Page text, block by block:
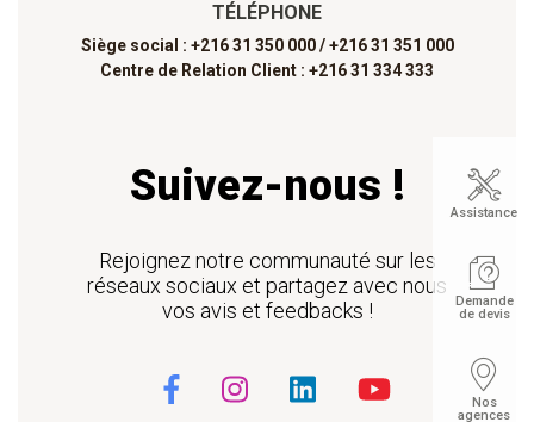
TÉLÉPHONE
Siège social : +216 31 350 000 / +216 31 351 000
Centre de Relation Client : +216 31 334 333
Suivez-nous !
Rejoignez notre communauté sur les
réseaux sociaux et partagez avec nous
vos avis et feedbacks !
Assistance
Demande
de devis
Nos
agences